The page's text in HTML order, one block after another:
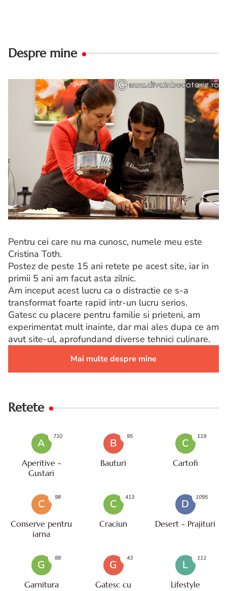
Despre mine
Pentru cei care nu ma cunosc, numele meu este
Cristina Toth.
Postez de peste 15 ani retete pe acest site, iar in
primii 5 ani am facut asta zilnic.
Am inceput acest lucru ca o distractie ce s-a
transformat foarte rapid intr-un lucru serios.
Gatesc cu placere pentru familie si prieteni, am
experimentat mult inainte, dar mai ales dupa ce am
avut site-ul, aprofundand diverse tehnici culinare.
Mai multe despre mine
Retete
A
Aperitive -
Gustari
710
B
Bauturi
95
C
Cartofi
119
C
Conserve pentru
iarna
98
C
Craciun
413
D
Desert - Prajituri
1095
G
Garnitura
88
G
Gatesc cu
43
L
Lifestyle
111